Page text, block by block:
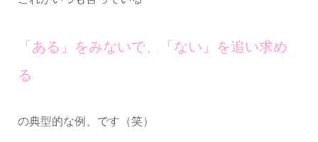
「ある」をみないで、「ない」を追い求め
る
の典型的な例、です（笑）